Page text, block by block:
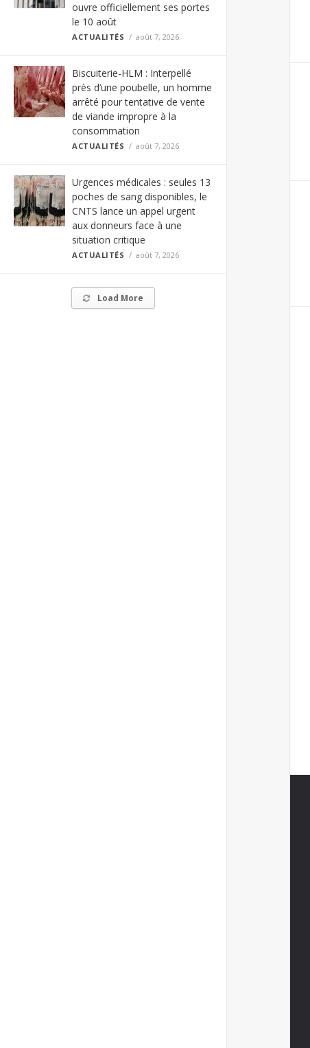
ouvre officiellement ses portes
le 10 août
ACTUALITÉS août 7, 2026
Biscuiterie-HLM : Interpellé
près d’une poubelle, un homme
arrêté pour tentative de vente
de viande impropre à la
consommation
ACTUALITÉS août 7, 2026
Urgences médicales : seules 13
poches de sang disponibles, le
CNTS lance un appel urgent
aux donneurs face à une
situation critique
ACTUALITÉS août 7, 2026
Load More